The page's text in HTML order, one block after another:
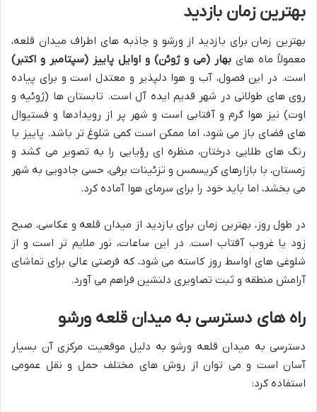
بهترین زمان بازدید
بهترین زمان برای بازدید از ورشو و جاذبه های اطراف میدان قلعه،
معمولاً ماه های بهار (می و ژوئن) و اوایل پاییز (سپتامبر و اکتبر)
است. در این فصول، آب و هوا دلپذیر و معتدل است و برای پیاده
روی های طولانی در شهر قدیم ایده آل است. تابستان ها (ژوئیه و
اوت) نیز هوا گرم و آفتابی است و شهر پر از رویدادها و فستیوال
های فضای باز می شود، اما ممکن است کمی شلوغ تر باشد. پاییز با
رنگ های طلایی درختان، منظره ای رؤیایی را به تصویر می کشد و
زمستان، با بازارهای کریسمس و تزئینات برفی، حسی جادویی به شهر
می بخشد، اما باید خود را برای سرمای هوا آماده کرد.
در طول روز، بهترین زمان برای بازدید از میدان قلعه و عکاسی، صبح
زود یا غروب آفتاب است. در این ساعات، نور ملایم تر است و از
شلوغی های اواسط روز کاسته می شود، که فرصتی عالی برای تماشای
آرامش منطقه و ثبت تصاویری دلنشین فراهم می آورد.
راه های دسترسی به میدان قلعه ورشو
دسترسی به میدان قلعه ورشو به دلیل موقعیت مرکزی آن بسیار
آسان است و می توان از روش های مختلف حمل و نقل عمومی
استفاده کرد: